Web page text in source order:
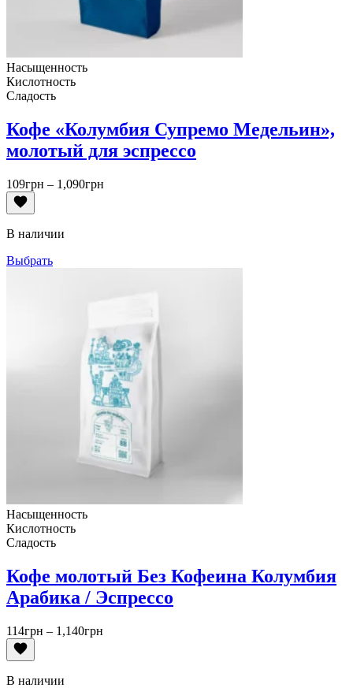
Насыщенность
Кислотность
Сладость
Кофе «Колумбия Супремо Медельин»,
молотый для эспрессо
109грн – 1,090грн
В наличии
Выбрать
Насыщенность
Кислотность
Сладость
Кофе молотый Без Кофеина Колумбия
Арабика / Эспрессо
114грн – 1,140грн
В наличии